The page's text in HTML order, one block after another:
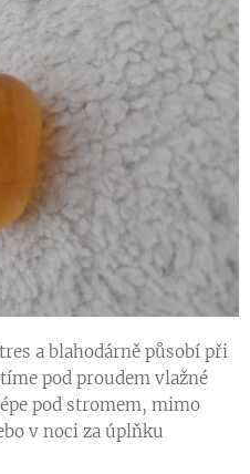
a blahodárně působí při
pod proudem vlažné
pod stromem, mimo
v noci za úplňku